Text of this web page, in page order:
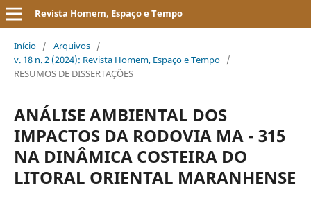
Revista Homem, Espaço e Tempo
Início / Arquivos /
v. 18 n. 2 (2024): Revista Homem, Espaço e Tempo /
RESUMOS DE DISSERTAÇÕES
ANÁLISE AMBIENTAL DOS
IMPACTOS DA RODOVIA MA - 315
NA DINÂMICA COSTEIRA DO
LITORAL ORIENTAL MARANHENSE